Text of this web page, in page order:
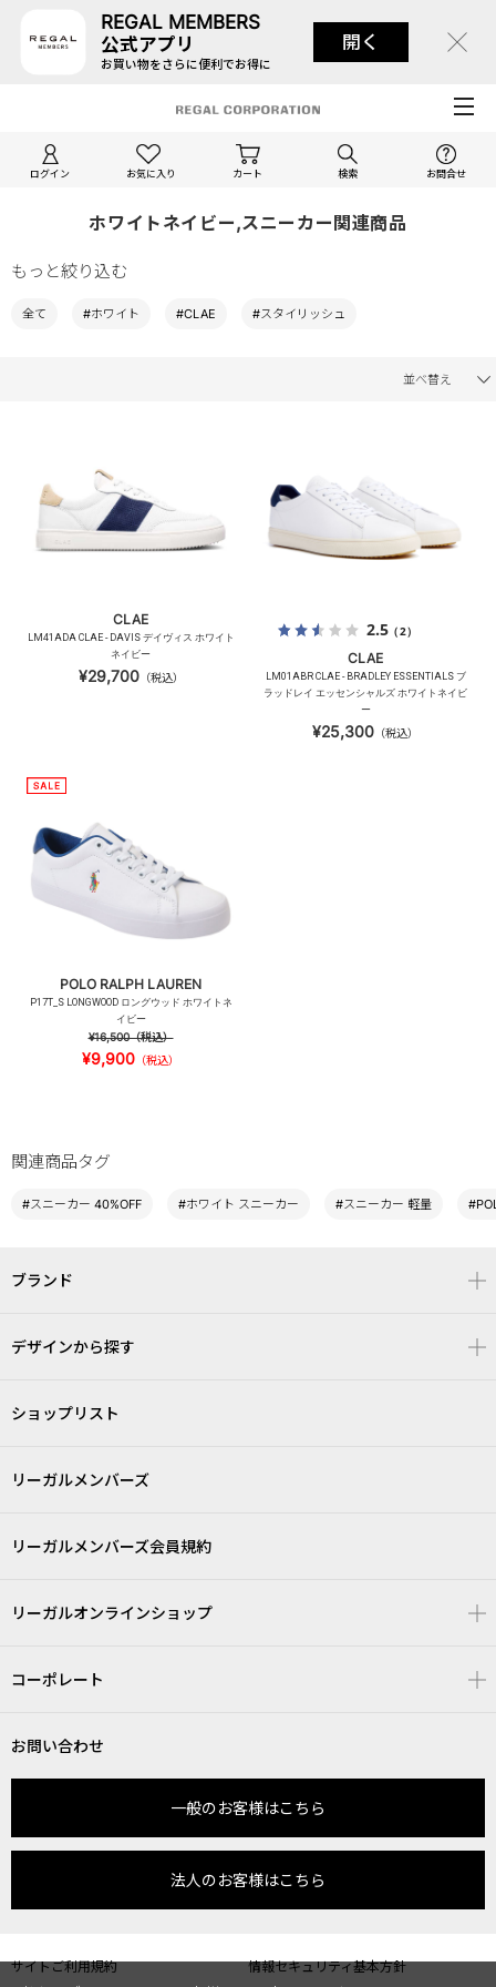
REGAL MEMBERS
公式アプリ
お買い物をさらに便利でお得に
開く
ログイン お気に入り カート 検索 お問合せ
ホワイトネイビー,スニーカー関連商品
もっと絞り込む
全て #ホワイト #CLAE #スタイリッシュ
並べ替え
CLAE
LM41ADA CLAE - DAVIS デイヴィス ホワイト
ネイビー
¥29,700（税込）
2.5（2）
CLAE
LM01ABR CLAE - BRADLEY ESSENTIALS ブ
ラッドレイ エッセンシャルズ ホワイトネイビ
ー
¥25,300 （税込）
POLO RALPH LAUREN
P17T_S LONGWOOD ロングウッド ホワイトネ
イビー
¥16,500（税込）
¥9,900 （税込）
関連商品タグ
#スニーカー 40%OFF #ホワイト スニーカー #スニーカー 軽量
ブランド
デザインから探す
ショップリスト
リーガルメンバーズ
リーガルメンバーズ会員規約
リーガルオンラインショップ
コーポレート
お問い合わせ
一般のお客様はこちら
法人のお客様はこちら
サイトご利用規約 情報セキュリティ基本方針